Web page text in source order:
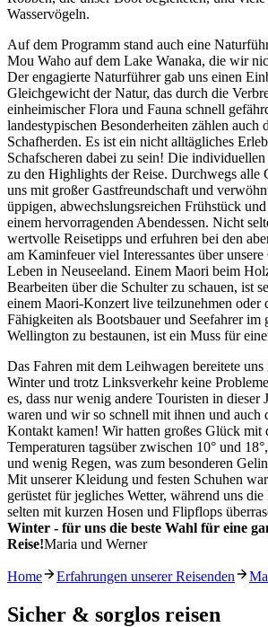
Wasservögeln.
Auf dem Programm stand auch eine
Mou Waho auf dem Lake Wanaka, die wir
Der engagierte Naturführer gab uns einen
Gleichgewicht der Natur, das durch die
einheimischer Flora und Fauna schnell
landestypischen Besonderheiten zählen auch
Schafherden. Es ist ein nicht alltägliches
Schafscheren dabei zu sein! Die
zu den Highlights der Reise. Durchwegs alle
uns mit großer Gastfreundschaft und
üppigen, abwechslungsreichen Frühstück
einem hervorragenden Abendessen. Nicht
wertvolle Reisetipps und erfuhren bei den
am Kaminfeuer viel Interessantes über unsere
Leben in Neuseeland. Einem Maori beim
Bearbeiten über die Schulter zu schauen, ist
einem Maori-Konzert live teilzunehmen oder
Fähigkeiten als Bootsbauer und Seefahrer im
Wellington zu bestaunen, ist ein Muss für
Das Fahren mit dem Leihwagen bereitete uns
Winter und trotz Linksverkehr keine
es, dass nur wenig andere Touristen in dieser
waren und wir so schnell mit ihnen und auch
Kontakt kamen! Wir hatten großes Glück mit
Temperaturen tagsüber zwischen 10° und
und wenig Regen, was zum besonderen
Mit unserer Kleidung und festen Schuhen
gerüstet für jegliches Wetter, während uns
selten mit kurzen Hosen und Flipflops
Winter - für uns die beste Wahl für eine
Reise!Maria und Werner
Home Erfahrungen unserer Reisenden
Sicher & sorglos reisen